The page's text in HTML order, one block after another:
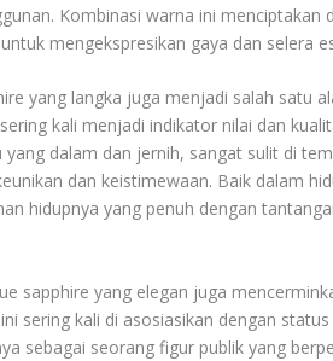
Kombinasi warna ini
mengekspresikan gaya dan selera
yang langka juga menjadi salah satu
kali menjadi indikator nilai dan
dalam dan jernih, sangat sulit di
dan keistimewaan. Baik dalam
hidupnya yang penuh dengan
sapphire yang elegan juga
sering kali di asosiasikan dengan
sebagai seorang figur publik yang